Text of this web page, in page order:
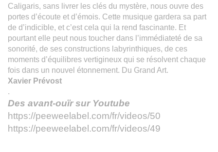
Caligaris, sans livrer les clés du mystère, nous ouvre des
portes d’écoute et d’émois. Cette musique gardera sa part
de d’indicible, et c’est cela qui la rend fascinante. Et
pourtant elle peut nous toucher dans l’immédiateté de sa
sonorité, de ses constructions labyrinthiques, de ces
moments d’équilibres vertigineux qui se résolvent chaque
fois dans un nouvel étonnement. Du Grand Art.
Xavier Prévost
.
Des avant-ouïr sur Youtube
https://peeweelabel.com/fr/videos/50
https://peeweelabel.com/fr/videos/49